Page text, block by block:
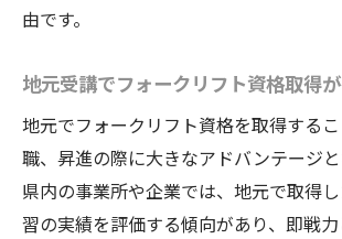
由です。
地元受講でフォークリフト資格取得
地元でフォークリフト資格を取得する
職、昇進の際に大きなアドバンテージ
県内の事業所や企業では、地元で取得
習の実績を評価する傾向があり、即戦